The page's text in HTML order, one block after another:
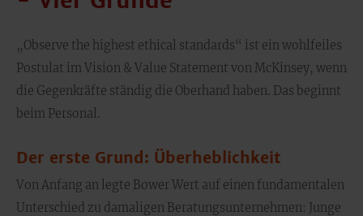
„Observe the highest ethical standards“ ist ein wohlfeiles
Postulat im Vision & Value Statement von McKinsey, wenn
die Gegenkräfte ständig die Oberhand haben. Das beginnt
beim Personal.
Der erste Grund: Überheblichkeit
Von Anfang an legte Bower Wert auf einen fundamentalen
Unterschied zu damaligen Beratungsunternehmen: Junge